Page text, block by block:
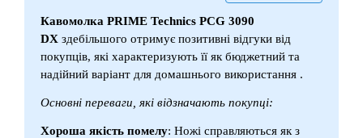
Кавомолка PRIME Technics PCG 3090
DX здебільшого отримує позитивні відгуки від
покупців, які характеризують її як бюджетний та
надійний варіант для домашнього використання .
Основні переваги, які відзначають покупці:
Хороша якість помелу: Ножі справляються як з